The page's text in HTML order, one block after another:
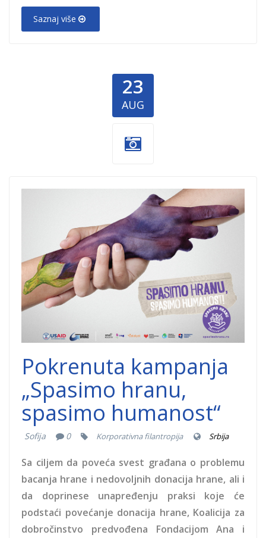
Saznaj više
23
AUG
Spasimo-hranu-
1.jpg
Pokrenuta kampanja
„Spasimo hranu,
spasimo humanost“
Sofija 0 Korporativna filantropija Srbija
Sa ciljem da poveća svest građana o problemu
bacanja hrane i nedovoljnih donacija hrane, ali i
da doprinese unapređenju praksi koje će
podstaći povećanje donacija hrane, Koalicija za
dobročinstvo predvođena Fondacijom Ana i